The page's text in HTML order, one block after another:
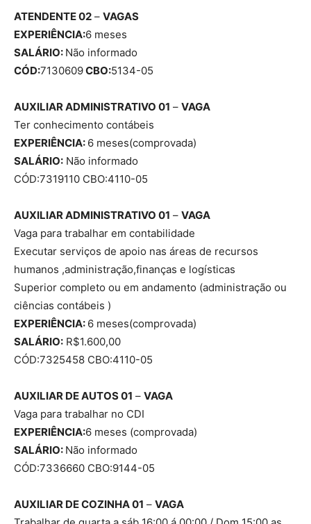
ATENDENTE 02 – VAGAS
EXPERIÊNCIA:6 meses
SALÁRIO: Não informado
CÓD:7130609CBO:5134-05
AUXILIAR ADMINISTRATIVO 01 – VAGA
Ter conhecimento contábeis
EXPERIÊNCIA: 6 meses(comprovada)
SALÁRIO: Não informado
CÓD:7319110 CBO:4110-05
AUXILIAR ADMINISTRATIVO 01 – VAGA
Vaga para trabalhar em contabilidade
Executar serviços de apoio nas áreas de recursos
humanos ,administração,finanças e logísticas
Superior completo ou em andamento (administração ou
ciências contábeis )
EXPERIÊNCIA: 6 meses(comprovada)
SALÁRIO: R$1.600,00
CÓD:7325458 CBO:4110-05
AUXILIAR DE AUTOS 01 – VAGA
Vaga para trabalhar no CDI
EXPERIÊNCIA:6 meses (comprovada)
SALÁRIO: Não informado
CÓD:7336660 CBO:9144-05
AUXILIAR DE COZINHA 01 – VAGA